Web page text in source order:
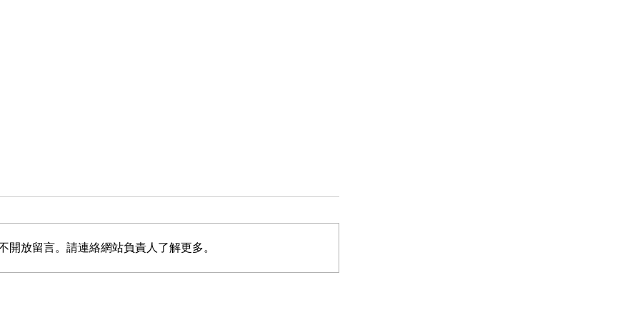
收到法院通知書要怎麼辦？
開放留言。請連絡網站負責人了解更多。